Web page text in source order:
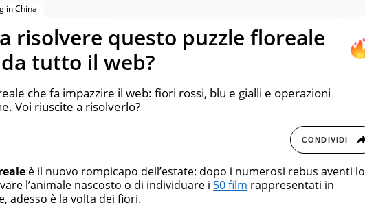
in China
risolvere questo puzzle floreale
tutto il web?
che fa impazzire il web: fiori rossi, blu e gialli e operazioni
Voi riuscite a risolverlo?
CONDIVIDI
è il nuovo rompicapo dell’estate: dopo i numerosi rebus aventi lo
l’animale nascosto o di individuare i 50 film rappresentati in
adesso è la volta dei fiori.